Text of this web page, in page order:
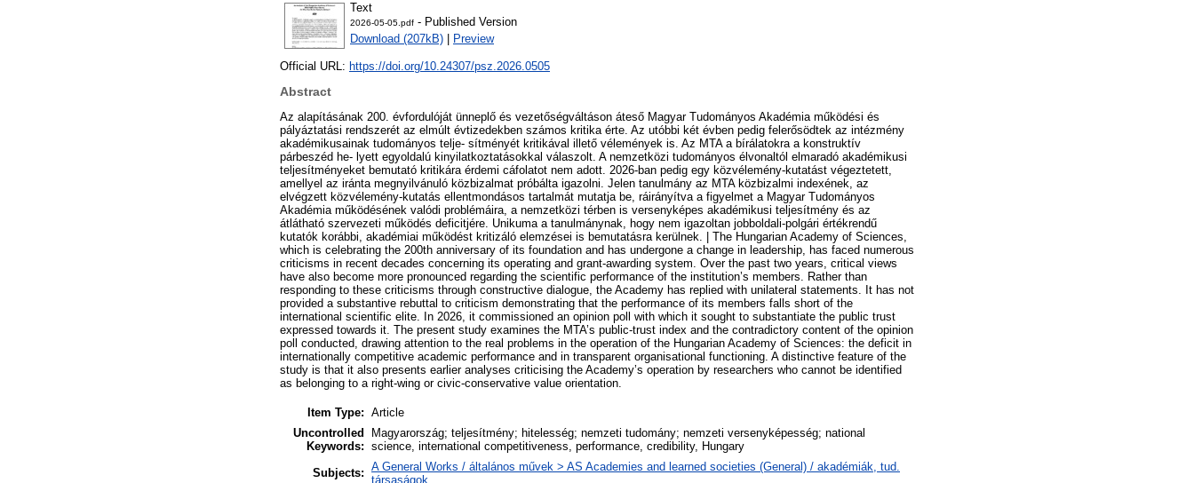
Text
2026-05-05.pdf - Published Version
Download (207kB)
Preview
Official URL: https://doi.org/10.24307/psz.2026.0505
Abstract
Az alapításának 200. évfordulóját ünneplő és vezetőségváltáson áteső Magyar Tudományos Akadémia működési és
pályáztatási rendszerét az elmúlt évtizedekben számos kritika érte. Az utóbbi két évben pedig felerősödtek az intézmény
akadémikusainak tudományos telje- sítményét kritikával illető vélemények is. Az MTA a bírálatokra a konstruktív
párbeszéd he- lyett egyoldalú kinyilatkoztatásokkal válaszolt. A nemzetközi tudományos élvonaltól elmaradó akadémikusi
teljesítményeket bemutató kritikára érdemi cáfolatot nem adott. 2026-ban pedig egy közvélemény-kutatást végeztetett,
amellyel az iránta megnyilvánuló közbizalmat próbálta igazolni. Jelen tanulmány az MTA közbizalmi indexének, az
elvégzett közvélemény-kutatás ellentmondásos tartalmát mutatja be, ráirányítva a figyelmet a Magyar Tudományos
Akadémia működésének valódi problémáira, a nemzetközi térben is versenyképes akadémikusi teljesítmény és az
átlátható szervezeti működés deficitjére. Unikuma a tanulmánynak, hogy nem igazoltan jobboldali-polgári értékrendű
kutatók korábbi, akadémiai működést kritizáló elemzései is bemutatásra kerülnek. | The Hungarian Academy of Sciences,
which is celebrating the 200th anniversary of its foundation and has undergone a change in leadership, has faced numerous
criticisms in recent decades concerning its operating and grant-awarding system. Over the past two years, critical views
have also become more pronounced regarding the scientific performance of the institution’s members. Rather than
responding to these criticisms through constructive dialogue, the Academy has replied with unilateral statements. It has not
provided a substantive rebuttal to criticism demonstrating that the performance of its members falls short of the
international scientific elite. In 2026, it commissioned an opinion poll with which it sought to substantiate the public trust
expressed towards it. The present study examines the MTA’s public-trust index and the contradictory content of the opinion
poll conducted, drawing attention to the real problems in the operation of the Hungarian Academy of Sciences: the deficit in
internationally competitive academic performance and in transparent organisational functioning. A distinctive feature of the
study is that it also presents earlier analyses criticising the Academy’s operation by researchers who cannot be identified
as belonging to a right-wing or civic-conservative value orientation.
Item Type: Article
Uncontrolled
Keywords:
Magyarország; teljesítmény; hitelesség; nemzeti tudomány; nemzeti versenyképesség; national
science, international competitiveness, performance, credibility, Hungary
Subjects: A General Works / általános művek > AS Academies and learned societies (General) / akadémiák, tud.
társaságok